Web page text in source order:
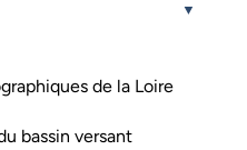
de la Loire
bassin versant